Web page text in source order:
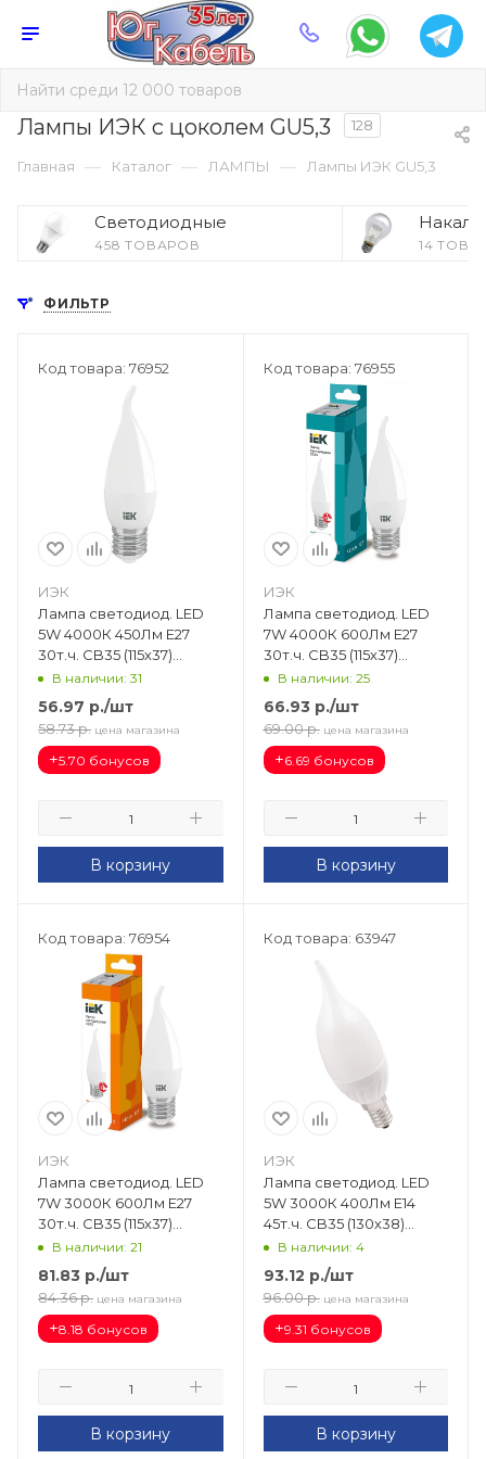
Лампы ИЭК с цоколем GU5,3 128
Главная — Каталог — ЛАМПЫ — Лампы ИЭК GU5,3
Светодиодные
458 ТОВАРОВ 14
ФИЛЬТР
Код товара: 76952
ИЭК
Лампа светодиод. LED
5W 4000К 450Лм Е27
30т.ч. CB35 (115х37)
(аналог 45W) ECO свеча
40-E27
В наличии: 31
56.97 р./шт
58.73 р. цена магазина
+5.70 бонусов
В корзину
Код товара: 76955
ИЭК
Лампа светодиод. LED
7W 4000К 600Лм Е27
30т.ч. CB35 (115х37)
(аналог 70W) ECO свеча
на ветру LLE-CB35-7-230-
40-E27
В наличии: 25
66.93р./шт
69.00 р. цена магазина
+6.69 бонусов
В корзину
Код товара: 76954
ИЭК
Лампа светодиод. LED
7W 3000К 600Лм Е27
30т.ч. CB35 (115х37)
(аналог 70W) ECO свеча
на ветру LLE-CB35-7-230-
30-E27
В наличии: 21
81.83 р./шт
84.36 р. цена магазина
+8.18 бонусов
В корзину
Код товара: 63947
ИЭК
Лампа светодиод. LED
5W 3000К 400Лм Е14
45т.ч. CB35 (130х38)
(аналог 40W) свеча на
ветру РАСПРОД LL-
CB37-5-230-30-E14-FR
В наличии: 4
93.12 р./шт
96.00 р. цена магазина
+9.31 бонусов
В корзину